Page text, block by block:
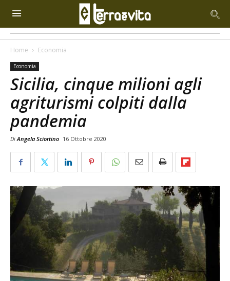
Home Economia
Economia
Sicilia, cinque milioni agli
agriturismi colpiti dalla
pandemia
DiAngela Sciortino 16 Ottobre 2020